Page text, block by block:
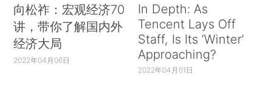
向松祚：宏观经济70
讲，带你了解国内外
经济大局
2022年04月06日
In Depth: As
Tencent Lays Off
Staff, Is Its ‘Winter’
Approaching?
2022年04月01日